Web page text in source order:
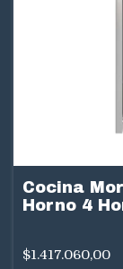
Cocina
Horno 4
$1.417.060,00